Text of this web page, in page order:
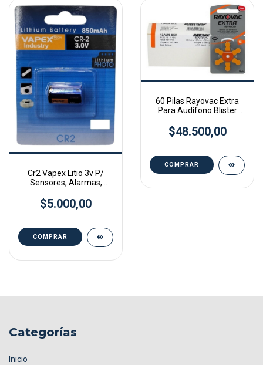
Cr2 Vapex Litio 3v P/
Sensores, Alarmas,
$5.000,00
60 Pilas Rayovac Extra
Para Audífono Blister
$48.500,00
Categorías
Inicio